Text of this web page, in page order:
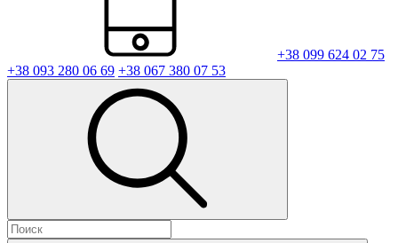
+38 099 624 02 75
+38 093 280 06 69 +38 067 380 07 53